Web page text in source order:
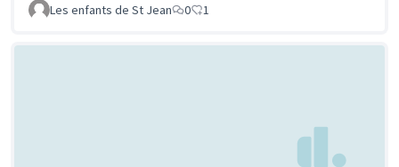
Les enfants de St Jean
0 1